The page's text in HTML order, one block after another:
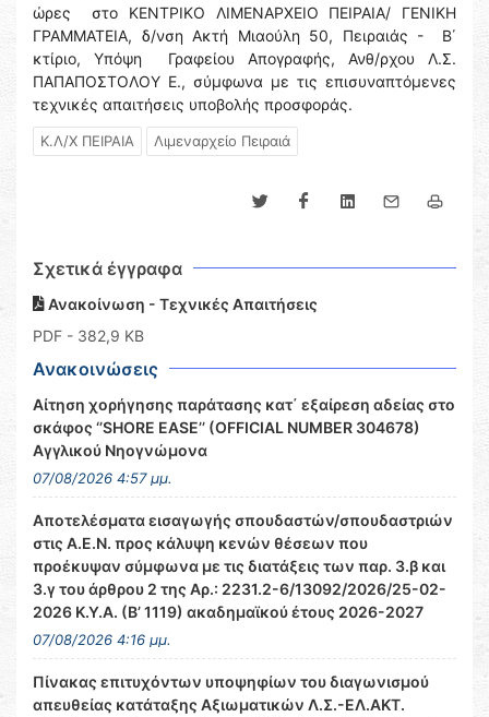
ώρες στο ΚΕΝΤΡΙΚΟ ΛΙΜΕΝΑΡΧΕΙΟ ΠΕΙΡΑΙΑ/ ΓΕΝΙΚΗ
ΓΡΑΜΜΑΤΕΙΑ, δ/νση Ακτή Μιαούλη 50, Πειραιάς - Β΄
κτίριο, Υπόψη Γραφείου Απογραφής, Ανθ/ρχου Λ.Σ.
ΠΑΠΑΠΟΣΤΟΛΟΥ Ε., σύμφωνα με τις επισυναπτόμενες
τεχνικές απαιτήσεις υποβολής προσφοράς.
Κ.Λ/Χ ΠΕΙΡΑΙΑ Λιμεναρχείο Πειραιά
Σχετικά έγγραφα
Ανακοίνωση - Τεχνικές Απαιτήσεις
PDF - 382,9 KB
Ανακοινώσεις
Αίτηση χορήγησης παράτασης κατ΄ εξαίρεση αδείας στο
σκάφος ‘’SHORE EASE’’ (OFFICIAL NUMBER 304678)
Αγγλικού Νηογνώμονα
07/08/2026 4:57 μμ.
Αποτελέσματα εισαγωγής σπουδαστών/σπουδαστριών
στις Α.Ε.Ν. προς κάλυψη κενών θέσεων που
προέκυψαν σύμφωνα με τις διατάξεις των παρ. 3.β και
3.γ του άρθρου 2 της Αρ.: 2231.2-6/13092/2026/25-02-
2026 Κ.Υ.Α. (Β’ 1119) ακαδημαϊκού έτους 2026-2027
07/08/2026 4:16 μμ.
Πίνακας επιτυχόντων υποψηφίων του διαγωνισμού
απευθείας κατάταξης Αξιωματικών Λ.Σ.-ΕΛ.ΑΚΤ.